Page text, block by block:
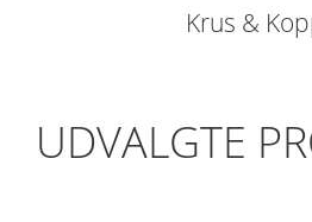
Krus &
UDVALGTE